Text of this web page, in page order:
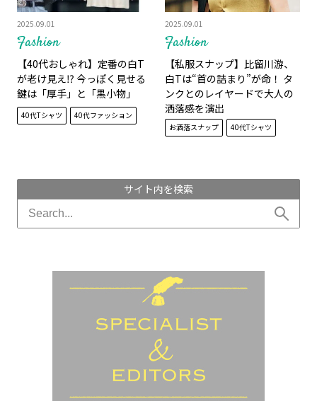
Fashion
2025.09.01
【40代おしゃれ】定番の白T
が老け見え⁉ 今っぽく見せる
鍵は「厚手」と「黒小物」
40代Tシャツ 40代ファッション
Fashion
2025.09.01
【私服スナップ】比留川游、
白Tは“首の詰まり”が命！ タ
ンクとのレイヤードで大人の
洒落感を演出
お洒落スナップ 40代Tシャツ
サイト内を検索